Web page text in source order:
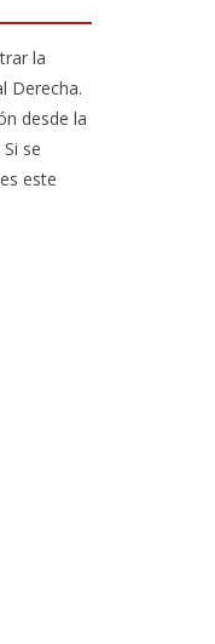
la
Derecha.
desde la
se
este